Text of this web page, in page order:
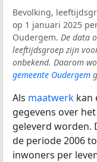
Bevolking,
op 1 januari 2025
Oudergem. De data
leeftijdsgroep zijn
onbekend. Daarom
gemeente Oudergem
Als maatwerk kan
gegevens over
geleverd worden.
de periode 2006
inwoners per